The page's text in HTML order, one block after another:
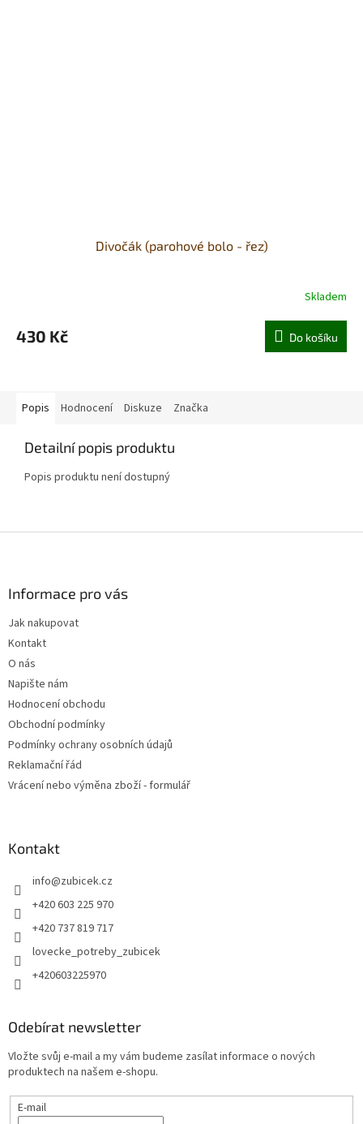
Divočák (parohové bolo - řez)
Skladem
430 Kč Do košíku
Popis Hodnocení Diskuze Značka
Detailní popis produktu
Popis produktu není dostupný
Informace pro vás
Jak nakupovat
Kontakt
O nás
Napište nám
Hodnocení obchodu
Obchodní podmínky
Podmínky ochrany osobních údajů
Reklamační řád
Vrácení nebo výměna zboží - formulář
Kontakt
info@zubicek.cz
+420 603 225 970
+420 737 819 717
lovecke_potreby_zubicek
+420603225970
Odebírat newsletter
Vložte svůj e-mail a my vám budeme zasílat informace o nových
produktech na našem e-shopu.
E-mail